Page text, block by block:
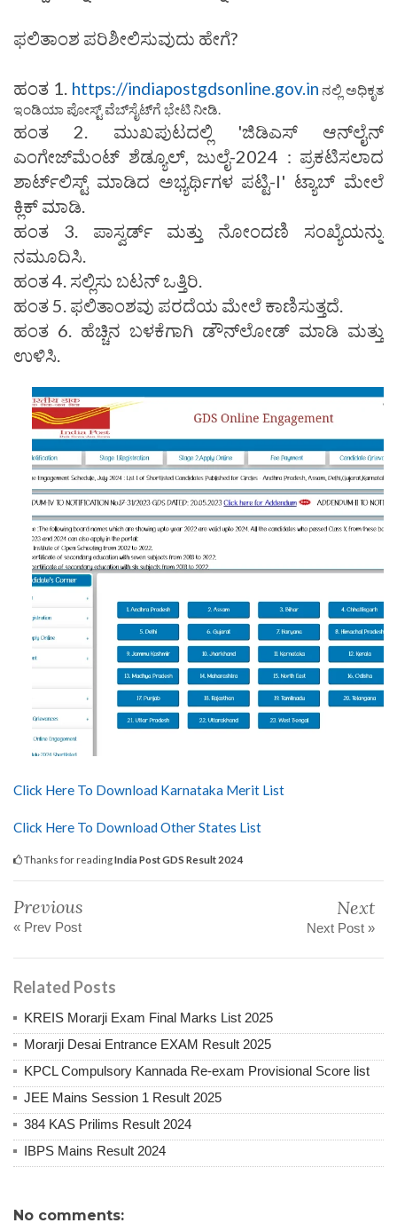
ಫಲಿತಾಂಶ ಪರಿಶೀಲಿಸುವುದು ಹೇಗೆ?
ಹಂತ 1. https://indiapostgdsonline.gov.in ನಲ್ಲಿ ಅಧಿಕೃತ
ಇಂಡಿಯಾ ಪೋಸ್ಟ್ ವೆಬ್‌ಸೈಟ್‌ಗೆ ಭೇಟಿ ನೀಡಿ.
ಹಂತ 2. ಮುಖಪುಟದಲ್ಲಿ 'ಜಿಡಿಎಸ್ ಆನ್‌ಲೈನ್
ಎಂಗೇಜ್‌ಮೆಂಟ್ ಶೆಡ್ಯೂಲ್, ಜುಲೈ-2024 : ಪ್ರಕಟಿಸಲಾದ
ಶಾರ್ಟ್‌ಲಿಸ್ಟ್ ಮಾಡಿದ ಅಭ್ಯರ್ಥಿಗಳ ಪಟ್ಟಿ-I' ಟ್ಯಾಬ್ ಮೇಲೆ
ಕ್ಲಿಕ್ ಮಾಡಿ.
ಹಂತ 3. ಪಾಸ್ವರ್ಡ್ ಮತ್ತು ನೋಂದಣಿ ಸಂಖ್ಯೆಯನ್ನು
ನಮೂದಿಸಿ.
ಹಂತ 4. ಸಲ್ಲಿಸು ಬಟನ್ ಒತ್ತಿರಿ.
ಹಂತ 5. ಫಲಿತಾಂಶವು ಪರದೆಯ ಮೇಲೆ ಕಾಣಿಸುತ್ತದೆ.
ಹಂತ 6. ಹೆಚ್ಚಿನ ಬಳಕೆಗಾಗಿ ಡೌನ್‌ಲೋಡ್ ಮಾಡಿ ಮತ್ತು
ಉಳಿಸಿ.
Click Here To Download Karnataka Merit List
Click Here To Download Other States List
Thanks for readingIndia Post GDS Result 2024
Previous
« Prev Post
Next
Next Post »
Related Posts
KREIS Morarji Exam Final Marks List 2025
Morarji Desai Entrance EXAM Result 2025
KPCL Compulsory Kannada Re-exam Provisional Score list
JEE Mains Session 1 Result 2025
384 KAS Prilims Result 2024
IBPS Mains Result 2024
No comments: